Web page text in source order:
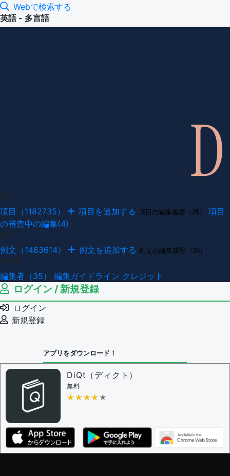
Webで検索する
英語 - 多言語
項目（1182735） 項目を追加する 項目の編集履歴（35）
項目
の審査中の編集(4)
例文（1463614） 例文を追加する 例文の編集履歴（39）
編集者（35） 編集ガイドライン クレジット
ログイン / 新規登録
ログイン
新規登録
アプリをダウンロード！
DiQt（ディクト）
無料
★★★★★
★★★★★